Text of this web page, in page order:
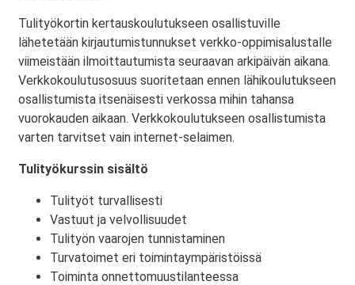
Tulityökortin kertauskoulutukseen osallistuville
lähetetään kirjautumistunnukset verkko-oppimisalustalle
viimeistään ilmoittautumista seuraavan arkipäivän aikana.
Verkkokoulutusosuus suoritetaan ennen lähikoulutukseen
osallistumista itsenäisesti verkossa mihin tahansa
vuorokauden aikaan. Verkkokoulutukseen osallistumista
varten tarvitset vain internet-selaimen.
Tulityökurssin sisältö
Tulityöt turvallisesti
Vastuut ja velvollisuudet
Tulityön vaarojen tunnistaminen
Turvatoimet eri toimintaympäristöissä
Toiminta onnettomuustilanteessa